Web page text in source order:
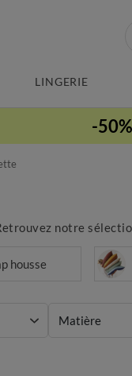
LINGERIE
-
notre
housse
Matière